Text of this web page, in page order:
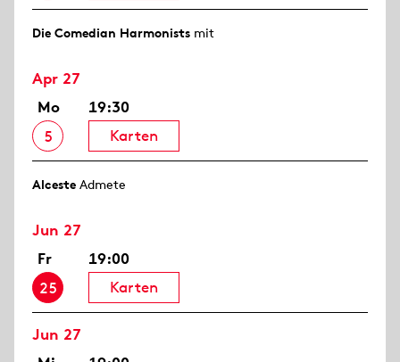
Die Comedian Harmonists mit
Apr 27
Mo
5
19:30
Karten
Alceste Admete
Jun 27
Fr
25
19:00
Karten
Jun 27